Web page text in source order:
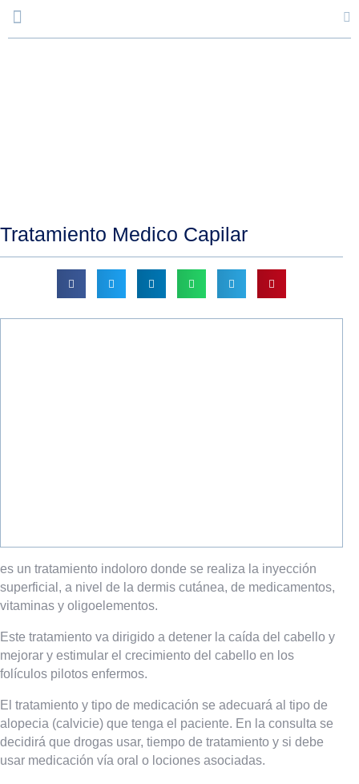
Tratamiento Medico Capilar
es un tratamiento indoloro donde se realiza la inyección
superficial, a nivel de la dermis cutánea, de medicamentos,
vitaminas y oligoelementos.
Este tratamiento va dirigido a detener la caída del cabello y
mejorar y estimular el crecimiento del cabello en los
folículos pilotos enfermos.
El tratamiento y tipo de medicación se adecuará al tipo de
alopecia (calvicie) que tenga el paciente. En la consulta se
decidirá que drogas usar, tiempo de tratamiento y si debe
usar medicación vía oral o lociones asociadas.